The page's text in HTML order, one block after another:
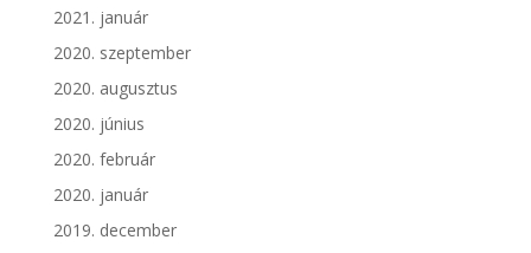
2021. január
2020. szeptember
2020. augusztus
2020. június
2020. február
2020. január
2019. december